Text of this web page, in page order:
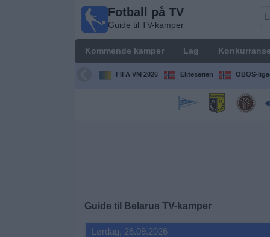
Fotball på TV
Guide til TV-kamper
Kommende kamper Lag
FIFA VM 2026 Eliteserien OBOS-
Guide til Belarus TV-kamper
Lørdag, 26.09.2026